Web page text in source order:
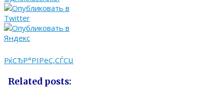
РќСЂР°РІРёС‚СЃСЏ
Related posts: